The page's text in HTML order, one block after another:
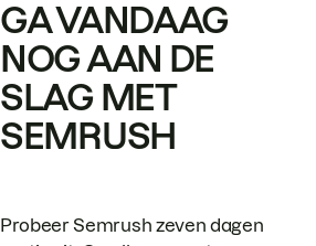
GA VANDAAG
NOG AAN DE
SLAG MET
SEMRUSH
Probeer Semrush zeven dagen